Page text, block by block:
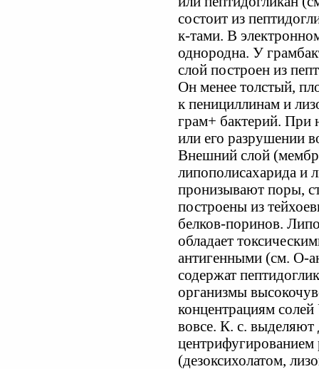
состоит из
к-тами. В
однородна. У
слой построен из
Он менее толстый,
к пенициллинам и
грам+ бактерий. При
или его разрушении
Внешний слой
липополисахарида и
пронизывают поры,
построены из
белков-поринов.
обладает
антигенными (см. О-
содержат
организмы
концентрациям
вовсе. К. с.
(дезоксихолатом,